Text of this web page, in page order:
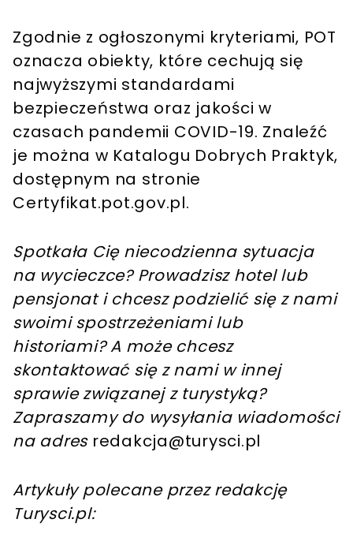
Zgodnie z ogłoszonymi kryteriami, POT
oznacza obiekty, które cechują się
najwyższymi standardami
bezpieczeństwa oraz jakości w
czasach pandemii COVID-19. Znaleźć
je można w Katalogu Dobrych Praktyk,
dostępnym na stronie
Certyfikat.pot.gov.pl.
Spotkała Cię niecodzienna sytuacja
na wycieczce? Prowadzisz hotel lub
pensjonat i chcesz podzielić się z nami
swoimi spostrzeżeniami lub
historiami? A może chcesz
skontaktować się z nami w innej
sprawie związanej z turystyką?
Zapraszamy do wysyłania wiadomości
na adres redakcja@turysci.pl
Artykuły polecane przez redakcję
Turysci.pl: